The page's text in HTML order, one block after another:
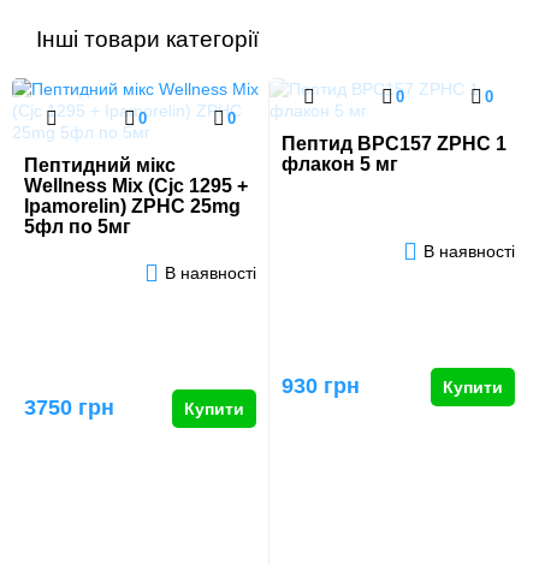
Інші товари категорії
0 0
Пептидний мікс
Wellness Mix (Cjc 1295 +
Ipamorelin) ZPHC 25mg
5фл по 5мг
В наявності
3750 грн Купити
0 0
Пептид BPC157 ZPHC 1
флакон 5 мг
В наявності
930 грн Купити